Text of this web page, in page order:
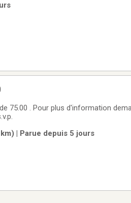
| Parue depuis 5 jours